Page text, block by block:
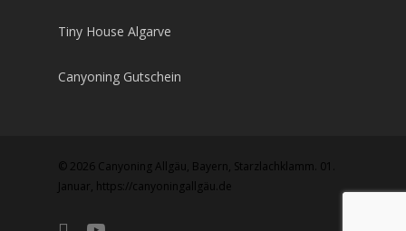
Tiny House Algarve
Canyoning Gutschein
© 2026 Canyoning Allgäu, Bayern, Starzlachklamm. 01.
Januar, https://canyoningallgäu.de